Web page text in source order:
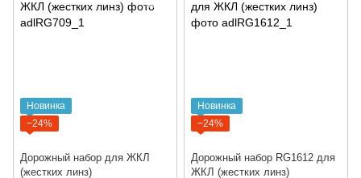
Новинка
−24%
Дорожный набор для ЖКЛ
(жестких линз)
Новинка
−24%
Дорожный набор RG1612 для
ЖКЛ (жестких линз)